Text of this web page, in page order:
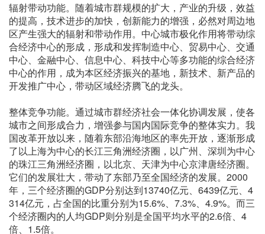
辐射带动功能。随着城市群规模的扩大，产业的升级，效益
的提高，技术进步的加快，创新能力的增强，必然对周边地
区产生强大的辐射和带动作用。中心城市极化作用将带动综
合经济中心的形成，形成和发挥制造中心、贸易中心、交通
中心、金融中心、信息中心、科技中心等多功能的综合经济
中心的作用，成为本区经济振兴的基地，新技术、新产品的
开发推广中心，带动区域经济腾飞的龙头。
整体竞争功能。通过城市群经济社会一体化协调发展，使各
城市之间形成合力，增强参与国内国际竞争的整体实力。我
国改革开放以来，随着东部沿海地区的率先开放，逐渐形成
了以上海为中心的长江三角洲经济圈，以广州、深圳为中心
的珠江三角洲经济圈，以北京、天津为中心京津唐经济圈。
它们的发展壮大，带动了东部乃至全国经济的发展。2000
年，三个经济圈的GDP分别达到13740亿元、6439亿元、4
314亿元，占全国的比重分别为15.6%、7.3%、4.9%。而三
个经济圈内的人均GDP则分别是全国平均水平的2.6倍、4
倍、1.5倍。